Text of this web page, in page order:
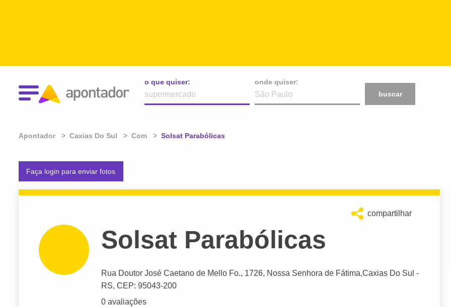
o que quiser:
onde quiser:
buscar
Apontador Caxias Do Sul Com Atual:
Solsat Parabólicas
Faça login para enviar fotos
compartilhar
Solsat Parabólicas
Rua Doutor José Caetano de Mello Fo., 1726, Nossa Senhora de Fátima,Caxias Do Sul -
RS, CEP: 95043-200
0 avaliações